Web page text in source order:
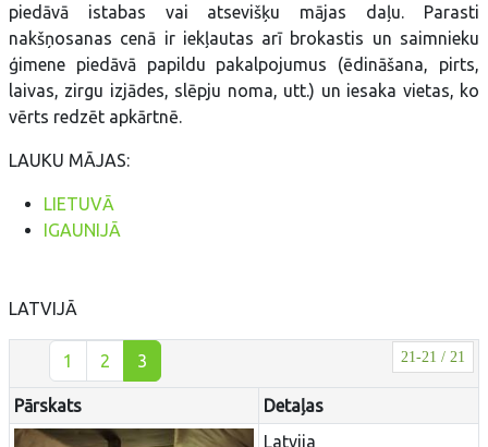
piedāvā istabas vai atsevišķu mājas daļu. Parasti
nakšņosanas cenā ir iekļautas arī brokastis un saimnieku
ģimene piedāvā papildu pakalpojumus (ēdināšana, pirts,
laivas, zirgu izjādes, slēpju noma, utt.) un iesaka vietas, ko
vērts redzēt apkārtnē.
LAUKU MĀJAS:
LIETUVĀ
IGAUNIJĀ
LATVIJĀ
21-21 / 21
1 2 3
Pārskats
Detaļas
Latvija